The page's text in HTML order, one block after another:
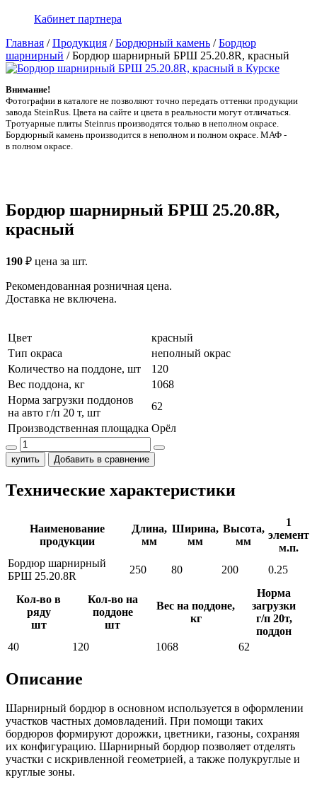
Кабинет партнера
Главная /Продукция /Бордюрный камень /Бордюр
шарнирный /Бордюр шарнирный БРШ 25.20.8R, красный
Внимание!
Фотографии в каталоге не позволяют точно передать оттенки продукции
заводa SteinRus. Цвета на сайте и цвета в реальности могут отличаться.
Тротуарные плиты Steinrus производятся только в неполном окрасе.
Бордюрный камень производится в неполном и полном окрасе. МАФ -
в полном окрасе.
Бордюр шарнирный БРШ 25.20.8R,
красный
190 ₽ цена за шт.
Рекомендованная розничная цена.
Доставка не включена.
Цвет
красный
Тип окраса
неполный окрас
Количество на поддоне, шт
120
Вес поддона, кг
1068
Норма загрузки поддонов
на авто г/п 20 т, шт
62
Производственная площадка Орёл
купить Добавить в сравнение
Технические характеристики
Наименование
продукции
Длина,
мм
Ширина,
мм
Высота,
мм
1
элемент
м.п.
Бордюр шарнирный
БРШ 25.20.8R
250 80 200 0.25
Кол-во в
ряду
шт
Кол-во на
поддоне
шт
Вес на поддоне,
кг
Норма
загрузки
г/п 20т,
поддон
40
120 1068 62
Описание
Шарнирный бордюр в основном используется в оформлении
участков частных домовладений. При помощи таких
бордюров формируют дорожки, цветники, газоны, сохраняя
их конфигурацию. Шарнирный бордюр позволяет отделять
участки с искривленной геометрией, а также полукруглые и
круглые зоны.